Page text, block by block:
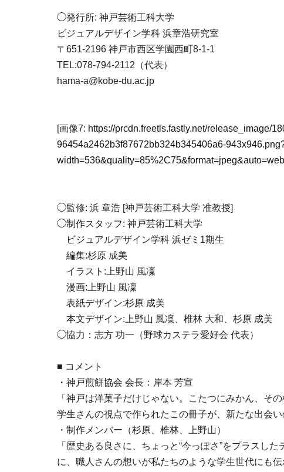
◯発行所: 神戸芸術工科大学
ビジュアルデザイン学科 浜章浩研究室
〒651-2196 神戸市西区学園西町8-1-1
TEL:078-794-2112（代表）
hama-a@kobe-du.ac.jp
[画像7: https://prcdn.freetls.fastly.net/release_image/
96454a2462b3f87672bb324b345406a6-
◯監修: 浜 章浩 [神戸芸術工科大学 准教授]
◯制作スタッフ: 神戸芸術工科大学
ビジュアルデザイン学科 浜ゼミ1期生
編集:杉原 成美
イラスト:上野山 風凜
漫画:上野山 風凜
表紙デザイン:杉原 成美
本文デザイン:上野山 風凜、椎林 大和、杉原 成美
◯協力：志方 功一（野球カステラ愛好会 代表）
■ コメント
・神戸煎餅協会 会長：岸本 芳宣
「神戸は洋菓子だけじゃない。こたつにみかん、そ
学生さんの視点で作られたこの冊子が、新たな出会
・制作メンバー（杉原、椎林、上野山）
「歴史ある良さに、ちょっと“今っぽさ”をプラスし
に、職人さんの想いが私たちのような学生世代にも伝